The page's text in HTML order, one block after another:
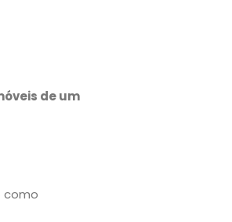
de um
como